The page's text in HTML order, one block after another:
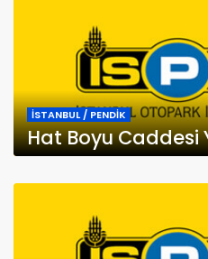
İSTANBUL / PENDİK
Hat Boyu Caddesi